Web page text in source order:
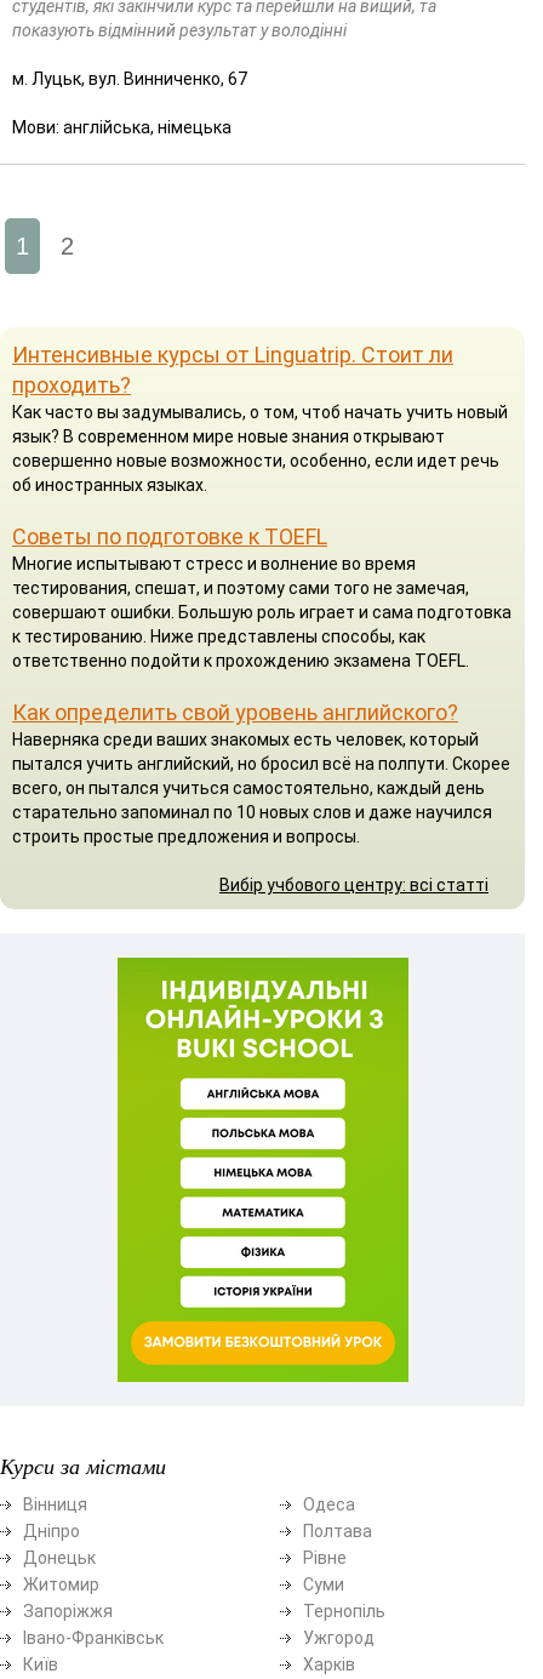
студентів, які закінчили курс та перейшли на вищий, та
показують відмінний результат у володінні
м. Луцьк, вул. Винниченко, 67
Мови: англійська, німецька
1 2
Интенсивные курсы от Linguatrip. Стоит ли
проходить?
Как часто вы задумывались, о том, чтоб начать учить новый
язык? В современном мире новые знания открывают
совершенно новые возможности, особенно, если идет речь
об иностранных языках.
Советы по подготовке к TOEFL
Многие испытывают стресс и волнение во время
тестирования, спешат, и поэтому сами того не замечая,
совершают ошибки. Большую роль играет и сама подготовка
к тестированию. Ниже представлены способы, как
ответственно подойти к прохождению экзамена TOEFL.
Как определить свой уровень английского?
Наверняка среди ваших знакомых есть человек, который
пытался учить английский, но бросил всё на полпути. Скорее
всего, он пытался учиться самостоятельно, каждый день
старательно запоминал по 10 новых слов и даже научился
строить простые предложения и вопросы.
Вибір учбового центру: всі статті
Курси за містами
Вінниця
Дніпро
Донецьк
Житомир
Запоріжжя
Івано-Франківськ
Київ
Одеса
Полтава
Рівне
Суми
Тернопіль
Ужгород
Харків